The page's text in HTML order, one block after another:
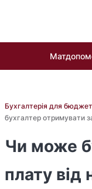
Бухгалтерія для
бухгалтер отримувати
Чи може
плату від